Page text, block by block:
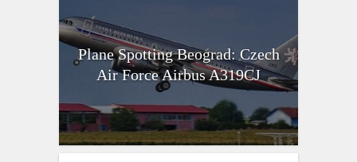
Plane Spotting Beograd: Czech
Air Force Airbus A319CJ